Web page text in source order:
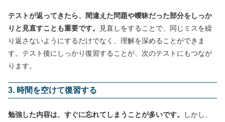
テストが返ってきたら、間違えた問題や曖昧だった部分をしっか
りと見直すことも重要です。
見直しをすることで、同じミスを繰
り返さないようにするだけでなく、理解を深めることができま
す。テスト後にしっかり復習することが、次のテストにもつなが
ります。
3. 時間を空けて復習する
勉強した内容は、すぐに忘れてしまうことが多いです。
しかし、